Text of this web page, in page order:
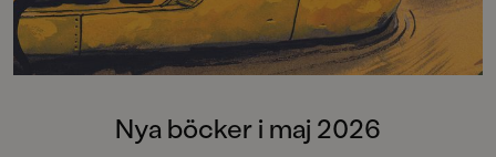
Nya böcker i maj 2026